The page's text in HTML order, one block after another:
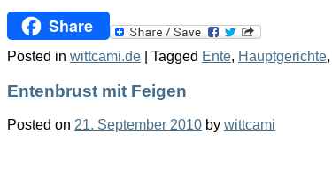
Share
Posted in wittcami.de Tagged Ente, Hauptgerichte,
Entenbrust mit Feigen
Posted on 21. September 2010 by wittcami